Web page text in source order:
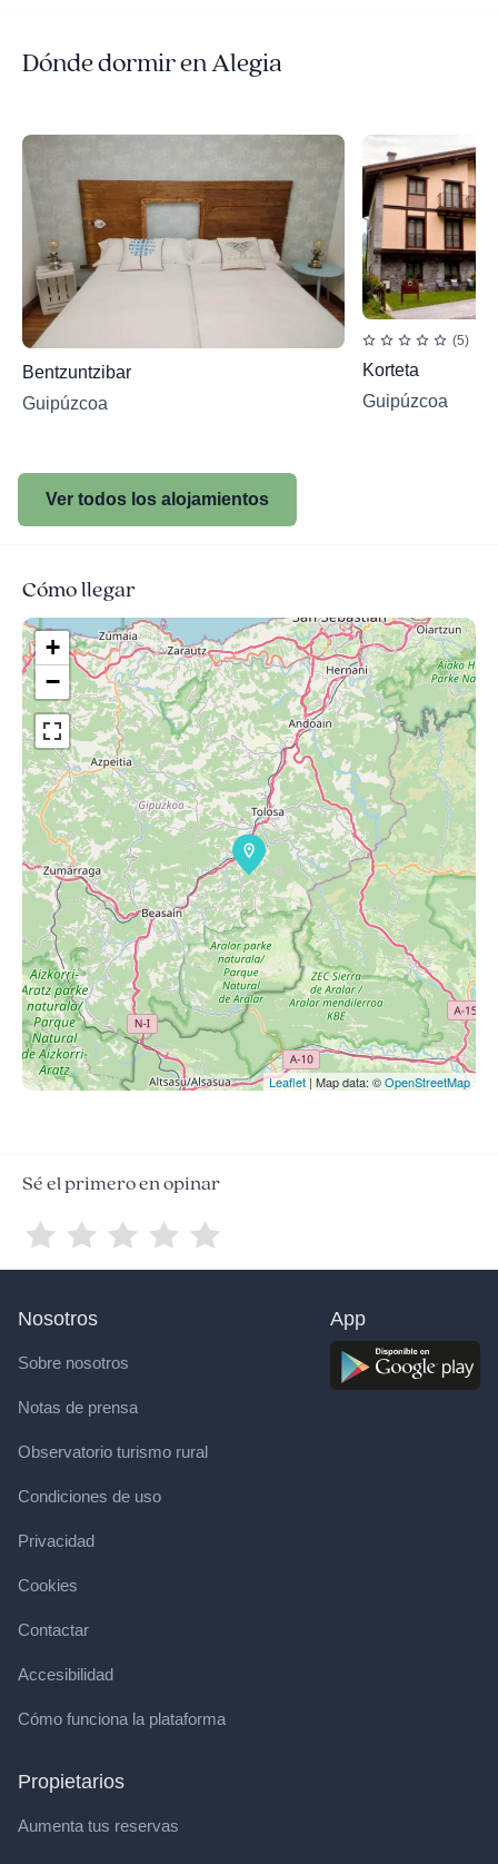
Dónde dormir en Alegia
Bentzuntzibar
Guipúzcoa
(5)
Korteta
Guipúzcoa
Ver todos los alojamientos
Cómo llegar
+
−
Leaflet | Map data: ©OpenStreetMap
Sé el primero en opinar
Nosotros
Sobre nosotros
Notas de prensa
Observatorio turismo rural
Condiciones de uso
Privacidad
Cookies
Contactar
Accesibilidad
Cómo funciona la plataforma
Propietarios
Aumenta tus reservas
App